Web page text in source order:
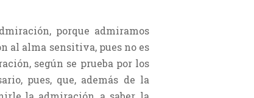
porque admiramos
al alma sensitiva, pues no es
según se prueba por los
pues, que, además de la